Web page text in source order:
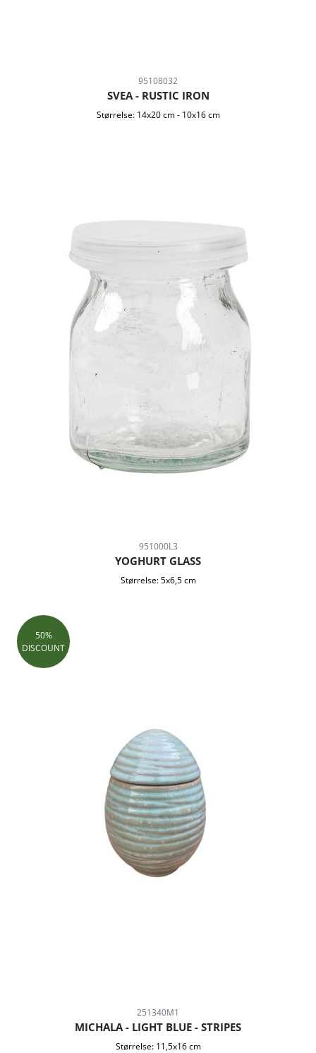
95108032
SVEA - RUSTIC IRON
Størrelse: 14x20 cm - 10x16 cm
951000L3
YOGHURT GLASS
Størrelse: 5x6,5 cm
50%
DISCOUNT
251340M1
MICHALA - LIGHT BLUE - STRIPES
Størrelse: 11,5x16 cm